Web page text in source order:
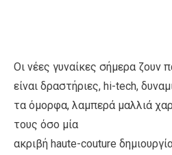
Oι νέες γυναίκες σήμερα ζουν
είναι δραστήριες, hi-tech,
τα όμορφα, λαμπερά μαλλιά
τους όσο μία
ακριβή haute-couture